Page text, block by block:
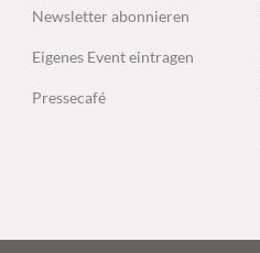
Newsletter abonnieren
Eigenes Event eintragen
Pressecafé